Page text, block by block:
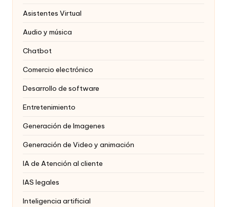
Asistentes Virtual
Audio y música
Chatbot
Comercio electrónico
Desarrollo de software
Entretenimiento
Generación de Imagenes
Generación de Video y animación
IA de Atención al cliente
IAS legales
Inteligencia artificial